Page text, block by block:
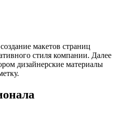
макетов страниц
стиля компании. Далее
дизайнерские материалы